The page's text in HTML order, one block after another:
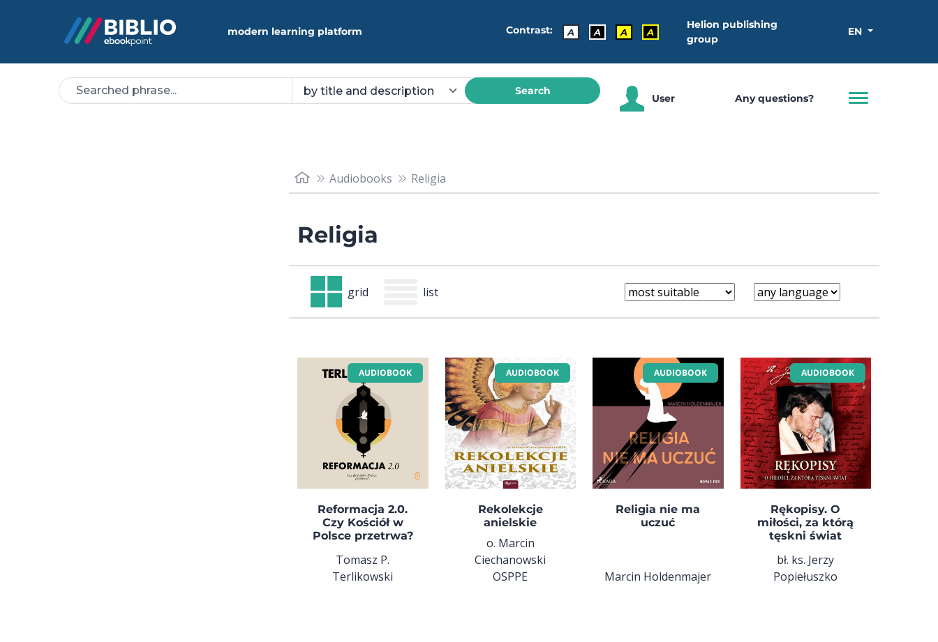
modern learning platform Contrast: A A A A
Helion publishing
group
EN
Search
User Any questions?
Audiobooks Religia
Religia
grid list
AUDIOBOOK
Reformacja 2.0.
Czy Kościół w
Polsce przetrwa?
Tomasz P.
Terlikowski
AUDIOBOOK
Rekolekcje
anielskie
o. Marcin
Ciechanowski
OSPPE
AUDIOBOOK
Religia nie ma
uczuć
Marcin Holdenmajer
AUDIOBOOK
Rękopisy. O
miłości, za którą
tęskni świat
bł. ks. Jerzy
Popiełuszko